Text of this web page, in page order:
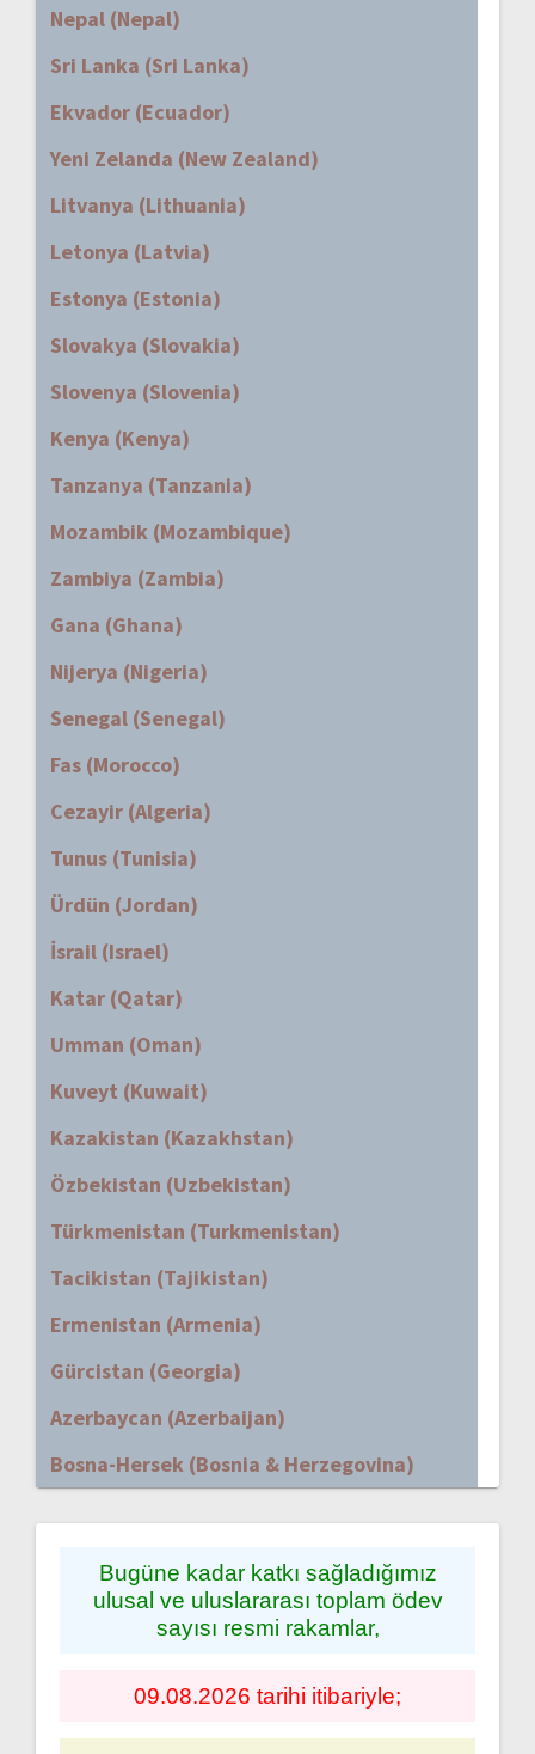
Nepal (Nepal)
Sri Lanka (Sri Lanka)
Ekvador (Ecuador)
Yeni Zelanda (New Zealand)
Litvanya (Lithuania)
Letonya (Latvia)
Estonya (Estonia)
Slovakya (Slovakia)
Slovenya (Slovenia)
Kenya (Kenya)
Tanzanya (Tanzania)
Mozambik (Mozambique)
Zambiya (Zambia)
Gana (Ghana)
Nijerya (Nigeria)
Senegal (Senegal)
Fas (Morocco)
Cezayir (Algeria)
Tunus (Tunisia)
Ürdün (Jordan)
İsrail (Israel)
Katar (Qatar)
Umman (Oman)
Kuveyt (Kuwait)
Kazakistan (Kazakhstan)
Özbekistan (Uzbekistan)
Türkmenistan (Turkmenistan)
Tacikistan (Tajikistan)
Ermenistan (Armenia)
Gürcistan (Georgia)
Azerbaycan (Azerbaijan)
Bosna-Hersek (Bosnia & Herzegovina)
Bugüne kadar katkı sağladığımız
ulusal ve uluslararası toplam ödev
sayısı resmi rakamlar,
09.08.2026 tarihi itibariyle;